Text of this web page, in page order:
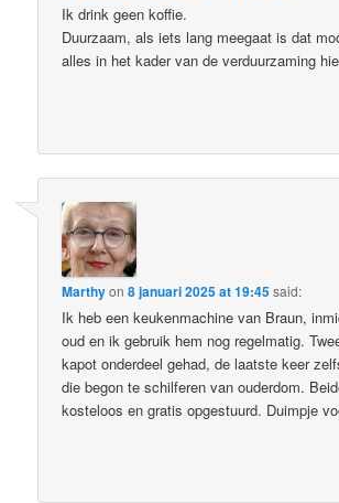
Ik drink geen koffie.
Duurzaam, als iets lang meegaat is dat
alles in het kader van de verduurzaming
Marthyon8 januari 2025 at 19:45said:
Ik heb een keukenmachine van Braun,
oud en ik gebruik hem nog regelmatig.
kapot onderdeel gehad, de laatste keer
die begon te schilferen van ouderdom.
kosteloos en gratis opgestuurd. Duimpje